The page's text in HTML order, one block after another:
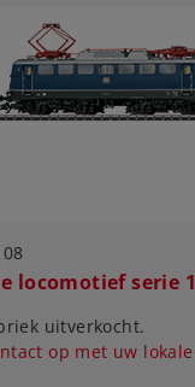
locomotief serie
uitverkocht.
op met uw